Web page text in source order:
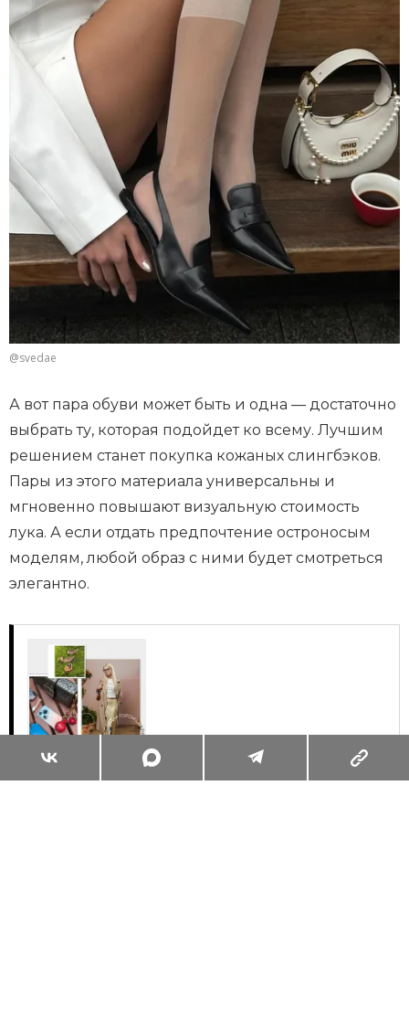
@svedae
А вот пара обуви может быть и одна — достаточно
выбрать ту, которая подойдет ко всему. Лучшим
решением станет покупка кожаных слингбэков.
Пары из этого материала универсальны и
мгновенно повышают визуальную стоимость
лука. А если отдать предпочтение остроносым
моделям, любой образ с ними будет смотреться
элегантно.